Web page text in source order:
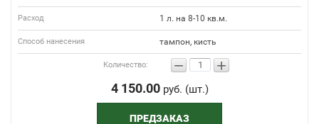
Расход 1 л. на 8-10 кв.м.
Способ нанесения тампон, кисть
Количество: − +
4 150.00руб. (шт.)
ПРЕДЗАКАЗ